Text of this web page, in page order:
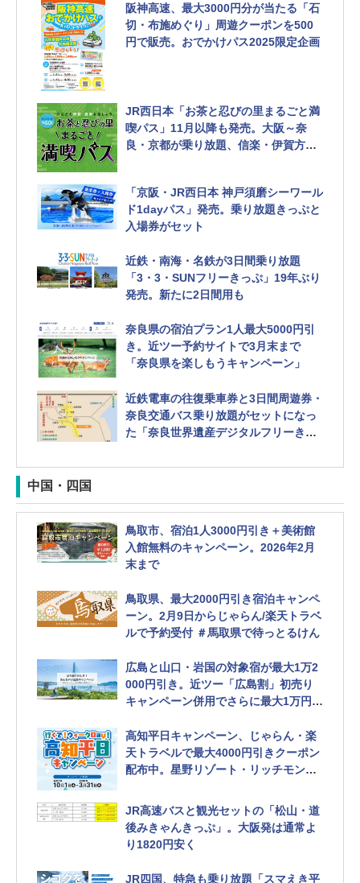
阪神高速、最大3000円分が当たる「石
切・布施めぐり」周遊クーポンを500
円で販売。おでかけパス2025限定企画
JR西日本「お茶と忍びの里まるごと満
喫パス」11月以降も発売。大阪～奈
良・京都が乗り放題、信楽・伊賀方面
「京阪・JR西日本 神戸須磨シーワール
ド1dayパス」発売。乗り放題きっぷと
入場券がセット
近鉄・南海・名鉄が3日間乗り放題
「3・3・SUNフリーきっぷ」19年ぶり
発売。新たに2日間用も
奈良県の宿泊プラン1人最大5000円引
き。近ツー予約サイトで3月末まで
「奈良県を楽しもうキャンペーン」
近鉄電車の往復乗車券と3日間周遊券・
奈良交通バス乗り放題がセットになっ
た「奈良世界遺産デジタルフリーきっ
中国・四国
鳥取市、宿泊1人3000円引き＋美術館
入館無料のキャンペーン。2026年2月
末まで
鳥取県、最大2000円引き宿泊キャンペ
ーン。2月9日からじゃらん/楽天トラベ
ルで予約受付 ＃馬取県で待っとるけん
広島と山口・岩国の対象宿が最大1万2
000円引き。近ツー「広島割」初売り
キャンペーン併用でさらに最大1万円引
ャンペーン
高知平日キャンペーン、じゃらん・楽
天トラベルで最大4000円引きクーポン
配布中。星野リゾート・リッチモンド
JR高速バスと観光セットの「松山・道
後みきゃんきっぷ」。大阪発は通常よ
り1820円安く
JR四国、特急も乗り放題「スマえき平